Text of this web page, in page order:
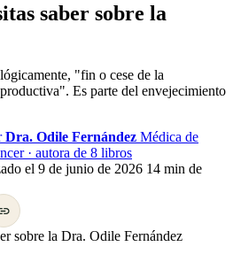
saber sobre la
"fin o cese de la
Es parte del envejecimiento
Dra. Odile Fernández Médica de
· autora de 8 libros
el 9 de junio de 2026 14 min de